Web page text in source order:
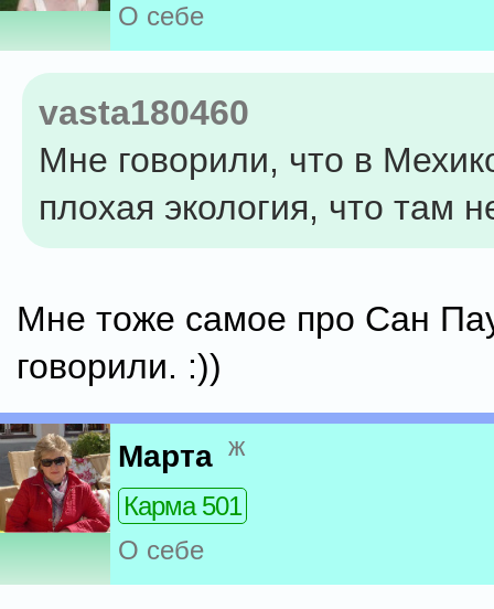
О себе
vasta180460
Мне говорили, что в
плохая экология, что там
Мне тоже самое про Сан
говорили. :))
Марта ж
Карма 501
О себе